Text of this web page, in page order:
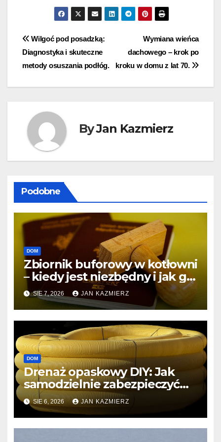
Nawigacja
wpisu
Wymiana wieńca
dachowego – krok po
kroku w domu z lat 70.
Wilgoć pod posadzką:
Diagnostyka i skuteczne
metody osuszania podłóg.
ByJan Kazmierz
Podobne
DOM
Zbiornik buforowy w kotłowni
– kiedy jest niezbędny i jak go
dobrze dobrać?
SIE 7, 2026 JAN KAZMIERZ
DOM
Drenaż opaskowy DIY: Jak
samodzielnie zabezpieczyć
dom przed wodą gruntową?
SIE 6, 2026 JAN KAZMIERZ